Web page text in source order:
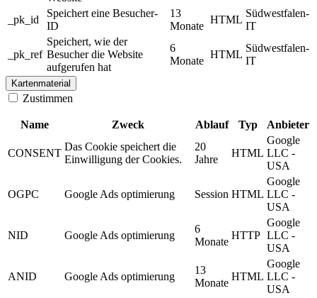
_pk_id
Speichert eine Besucher-
ID
13
Monate
HTML
Südwestfalen-
IT
_pk_ref
Speichert, wie der
Besucher die Website
aufgerufen hat
6
Monate
HTML
Südwestfalen-
IT
Kartenmaterial
Zustimmen
Name Zweck Ablauf Typ Anbieter
CONSENT
Das Cookie speichert die
Einwilligung der Cookies.
20
Jahre
HTML
Google
LLC -
USA
OGPC Google Ads optimierung Session HTML
Google
LLC -
USA
NID Google Ads optimierung
6
Monate
HTTP
Google
LLC -
USA
ANID Google Ads optimierung
13
Monate
HTML
Google
LLC -
USA